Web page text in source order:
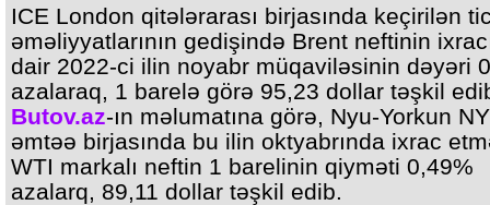
ICE London qitələrarası birjasında keçirilən
əməliyyatlarının gedişində Brent neftinin
dair 2022-ci ilin noyabr müqaviləsinin dəyəri
azalaraq, 1 barelə görə 95,23 dollar təşkil
Butov.az-ın məlumatına görə, Nyu-Yorkun
əmtəə birjasında bu ilin oktyabrında ixrac
WTI markalı neftin 1 barelinin qiyməti 0,49%
azalarq, 89,11 dollar təşkil edib.